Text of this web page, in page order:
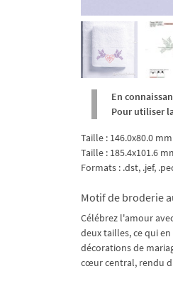
En
Pour utiliser
Taille : 146.0x80.0
Taille : 185.4x101.6
Formats : .dst, .jef,
Motif de broderie
Célébrez l'amour
deux tailles, ce qui
décorations de
cœur central, rendu